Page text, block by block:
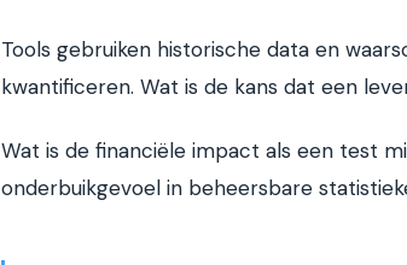
Tools gebruiken historische data en
kwantificeren. Wat is de kans dat een
Wat is de financiële impact als een test
onderbuikgevoel in beheersbare